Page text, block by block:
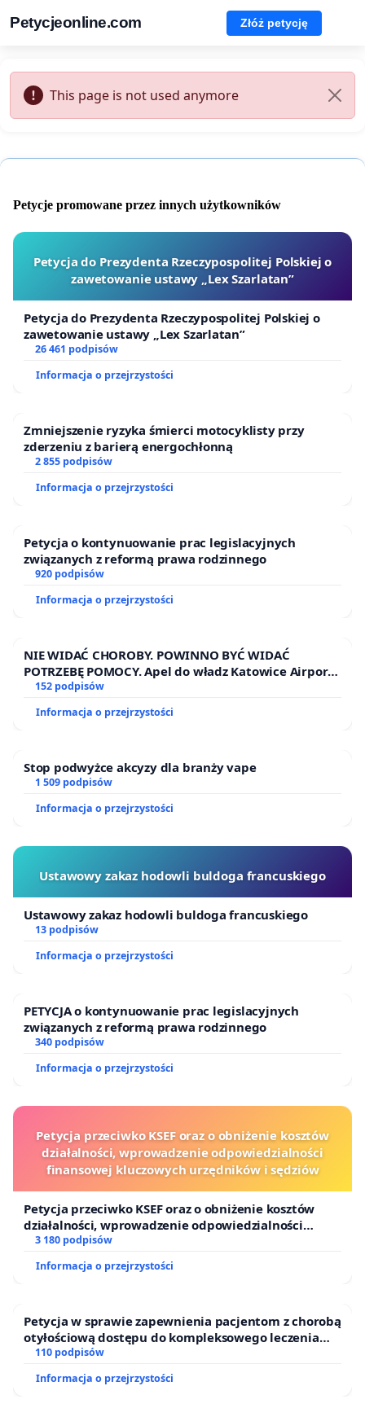
Petycjeonline.com Złóż petycję
This page is not used anymore
Petycje promowane przez innych użytkowników
Petycja do Prezydenta Rzeczypospolitej Polskiej o
zawetowanie ustawy „Lex Szarlatan”
Petycja do Prezydenta Rzeczypospolitej Polskiej o
zawetowanie ustawy „Lex Szarlatan”
26 461 podpisów
Informacja o przejrzystości
Zmniejszenie ryzyka śmierci motocyklisty przy
zderzeniu z barierą energochłonną
2 855 podpisów
Informacja o przejrzystości
Petycja o kontynuowanie prac legislacyjnych
związanych z reformą prawa rodzinnego
920 podpisów
Informacja o przejrzystości
NIE WIDAĆ CHOROBY. POWINNO BYĆ WIDAĆ
POTRZEBĘ POMOCY. Apel do władz Katowice Airport
o przystąpienie do programu HIDDEN DISABILITIES
SUNFLOWER – SŁONECZNIK – UKRYTE
NIEPEŁNOSPRAWNOŚCI
152 podpisów
Informacja o przejrzystości
Stop podwyżce akcyzy dla branży vape
1 509 podpisów
Informacja o przejrzystości
Ustawowy zakaz hodowli buldoga francuskiego
Ustawowy zakaz hodowli buldoga francuskiego
13 podpisów
Informacja o przejrzystości
PETYCJA o kontynuowanie prac legislacyjnych
związanych z reformą prawa rodzinnego
340 podpisów
Informacja o przejrzystości
Petycja przeciwko KSEF oraz o obniżenie kosztów
działalności, wprowadzenie odpowiedzialności
finansowej kluczowych urzędników i sędziów
Petycja przeciwko KSEF oraz o obniżenie kosztów
działalności, wprowadzenie odpowiedzialności
finansowej kluczowych urzędników i sędziów
3 180 podpisów
Informacja o przejrzystości
Petycja w sprawie zapewnienia pacjentom z chorobą
otyłościową dostępu do kompleksowego leczenia
oraz programów profilaktycznych.
110 podpisów
Informacja o przejrzystości